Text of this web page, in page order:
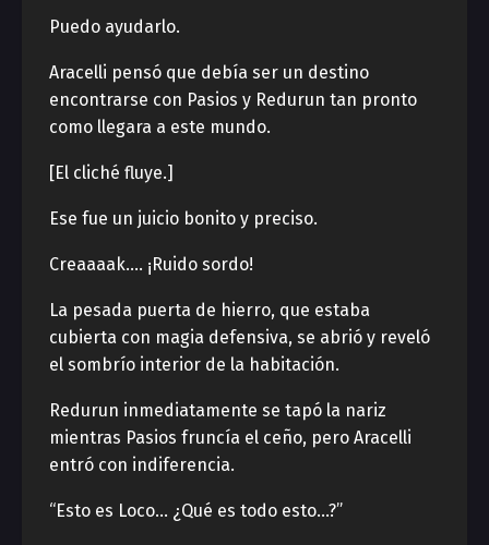
Puedo ayudarlo.
Aracelli pensó que debía ser un destino
encontrarse con Pasios y Redurun tan pronto
como llegara a este mundo.
[El cliché fluye.]
Ese fue un juicio bonito y preciso.
Creaaaak…. ¡Ruido sordo!
La pesada puerta de hierro, que estaba
cubierta con magia defensiva, se abrió y reveló
el sombrío interior de la habitación.
Redurun inmediatamente se tapó la nariz
mientras Pasios fruncía el ceño, pero Aracelli
entró con indiferencia.
“Esto es Loco… ¿Qué es todo esto…?”